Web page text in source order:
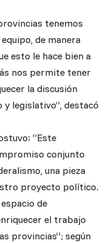
tenemos
de manera
esto le hace bien a
nos permite tener
la discusión
legislativo”, destacó
“Este
conjunto
una pieza
proyecto político.
de
el trabajo
provincias”; según